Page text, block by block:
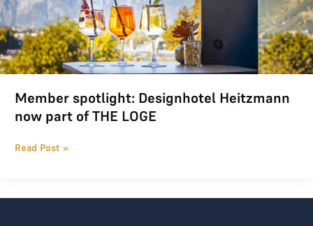
Member spotlight: Designhotel Heitzmann
now part of THE LOGE
Read Post »